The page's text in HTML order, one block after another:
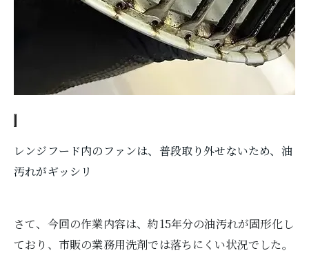
レンジフード内のファンは、普段取り外せないため、油
汚れがギッシリ
さて、今回の作業内容は、約15年分の油汚れが固形化し
ており、市販の業務用洗剤では落ちにくい状況でした。